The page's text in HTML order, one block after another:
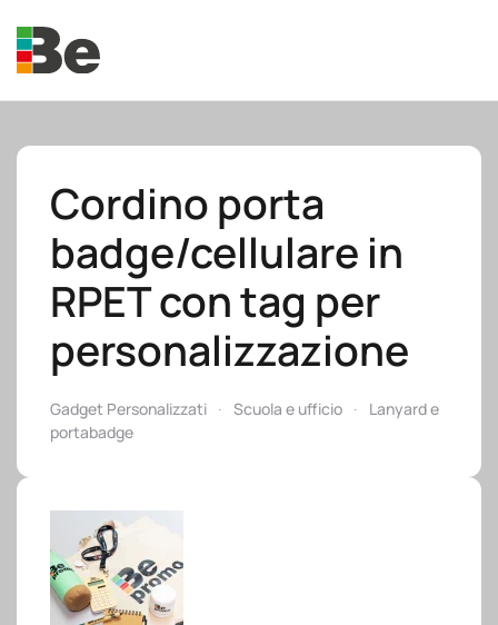
Skip to main content
Cordino porta
badge/cellulare in
RPET con tag per
personalizzazione
Gadget Personalizzati Scuola e ufficio
Lanyard e
portabadge